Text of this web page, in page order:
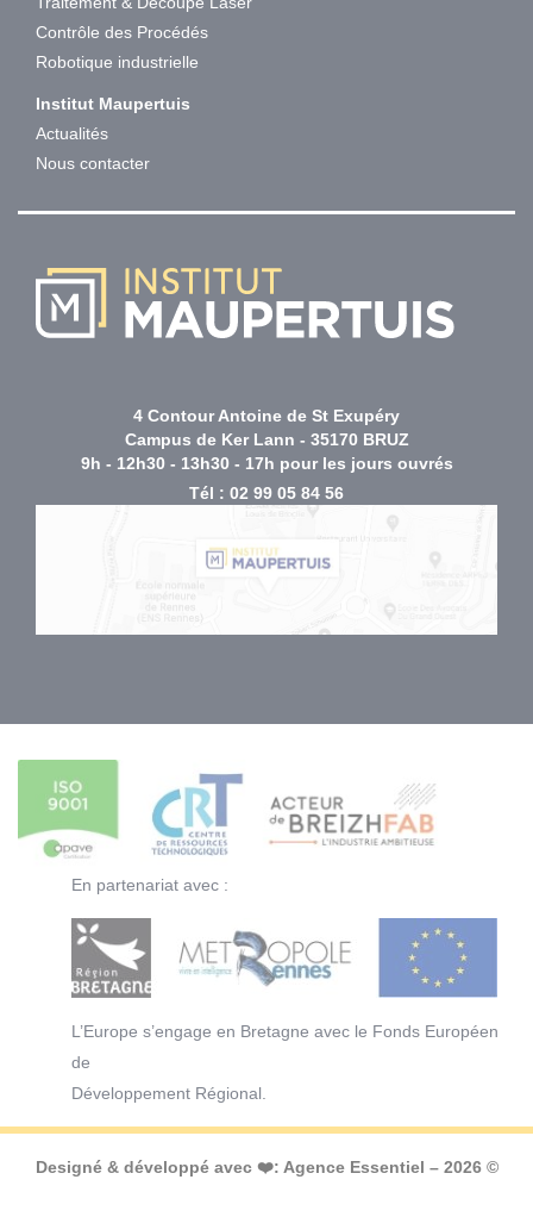
Contrôle des Procédés
Robotique industrielle
Institut Maupertuis
Actualités
Nous contacter
4 Contour Antoine de St Exupéry
Campus de Ker Lann - 35170 BRUZ
9h - 12h30 - 13h30 - 17h pour les jours ouvrés
Tél : 02 99 05 84 56
En partenariat avec :
L’Europe s’engage en Bretagne avec le Fonds Européen
de
Développement Régional.
Designé & développé avec ❤️: Agence Essentiel – 2026 ©